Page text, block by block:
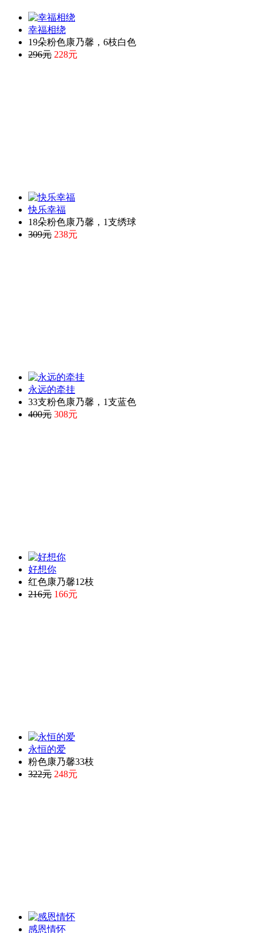
幸福相绕
19朵粉色康乃馨，6枝白色
296元 228元
快乐幸福
18朵粉色康乃馨，1支绣球
309元 238元
永远的牵挂
33支粉色康乃馨，1支蓝色
400元 308元
好想你
红色康乃馨12枝
216元 166元
永恒的爱
粉色康乃馨33枝
322元 248元
感恩情怀